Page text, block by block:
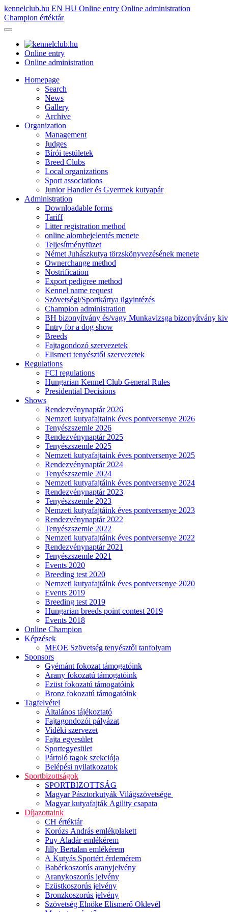
kennelclub.hu EN HU Online entry Online administration
Champion értéktár
Online entry
Online administration
Homepage
Search
News
Gallery
Archive
Organization
Management
Judges
Bírói testületek
Breed Clubs
Local organizations
Sport associations
Junior Handler és Gyermek kutyapár
Administration
Downloadable forms
Tariff
Litter registration method
online alombejelentés menete
Teljesítményfüzet
Német Juhászkutya törzskönyvezésének menete
Ownerchange method
Nostrification
Export pedigree method
Kennel name request
Szövetségi/Sportkártya ügyintézés
Champion administration
BH bizonyítvány és/vagy Munkavizsga bizonyítvány
Entry for a dog show
Breeds
Fajtagondozó szervezetek
Elismert tenyésztői szervezetek
Regulations
FCI regulations
Hungarian Kennel Club General Rules
Presidential Decisions
Shows
Rendezvénynaptár 2026
Nemzeti kutyafajtaink éves pontversenye 2026
Tenyészszemle 2026
Rendezvénynaptár 2025
Tenyészszemle 2025
Nemzeti kutyafajtaink éves pontversenye 2025
Rendezvénynaptár 2024
Tenyészszemle 2024
Nemzeti kutyafajtáink éves pontversenye 2024
Rendezvénynaptár 2023
Tenyészszemle 2023
Nemzeti kutyafajtáink éves pontversenye 2023
Rendezvénynaptár 2022
Tenyészszemle 2022
Nemzeti kutyafajtáink éves pontversenye 2022
Rendezvénynaptár 2021
Tenyészszemle 2021
Events 2020
Breeding test 2020
Nemzeti kutyafajtáink éves pontversenye 2020
Events 2019
Breeding test 2019
Hungarian breeds point contest 2019
Events 2018
Online Champion
Képzések
MEOE Szövetség tenyésztői tanfolyam
Sponsors
Gyémánt fokozat támogatóink
Arany fokozatú támogatóink
Ezüst fokozatú támogatóink
Bronz fokozatú támogatóink
Tagfelvétel
Általános tájékoztató
Fajtagondozói pályázat
Vidéki szervezet
Fajta egyesület
Sportegyesület
Pártoló tagok szekciója
Belépési nyilatkozatok
Sportbizottságok
SPORTBIZOTTSÁG
Magyar Pásztorkutyák Világszövetsége
Magyar kutyafajták Agility csapata
Díjazottaink
CH értéktár
Korózs András emlékplakett
Puy Aladár emlékérem
Jilly Bertalan emlékérem
A Kutyás Sportért érdemérem
Babérkoszorús aranyjelvény
Aranykoszorús jelvény
Ezüstkoszorús jelvény
Bronzkoszorús jelvény
Szövetség Elnöke Elismerő Oklevél